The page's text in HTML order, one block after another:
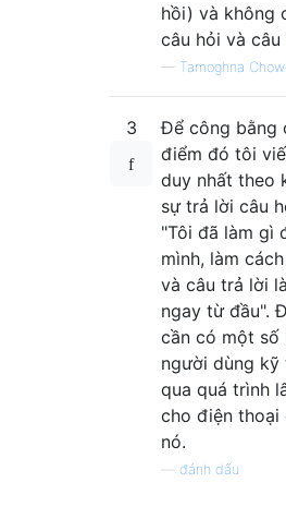
hồi) và không
câu hỏi và
— Tamoghna
3
Để công bằng
điểm đó tôi
duy nhất theo
sự trả lời câu
"Tôi đã làm gì
mình, làm
và câu trả lời
ngay từ đầu".
cần có một số
người dùng kỹ
qua quá trình
cho điện thoại
nó.
đánh dấu